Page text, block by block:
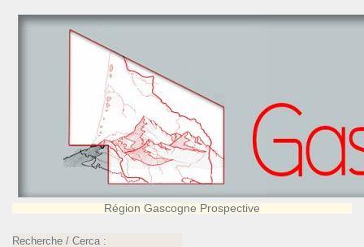
Région Gascogne Prospective
Recherche / Cerca :